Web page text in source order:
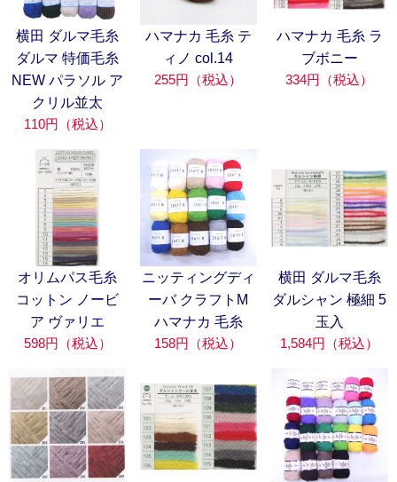
横田 ダルマ毛糸
ダルマ 特価毛糸
NEW パラソル ア
クリル並太
110円（税込）
ハマナカ 毛糸 テ
ィノ col.14
255円（税込）
ハマナカ 毛糸 ラ
ブボニー
334円（税込）
オリムパス毛糸
コットン ノービ
ア ヴァリエ
598円（税込）
ニッティングディ
ーバ クラフトM
ハマナカ 毛糸
158円（税込）
横田 ダルマ毛糸
ダルシャン 極細 5
玉入
1,584円（税込）